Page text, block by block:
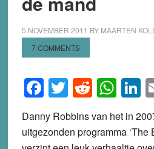
5 NOVEMBER 2011 BY MAARTEN
7 COMMENTS
Facebook
Twitter
Reddit
Danny Robbins van het in
uitgezonden programma ‘The